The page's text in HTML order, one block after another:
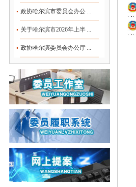
政协哈尔滨市委员会办公 ...
关于哈尔滨市2026年上半 ...
政协哈尔滨委员会办公厅 ...